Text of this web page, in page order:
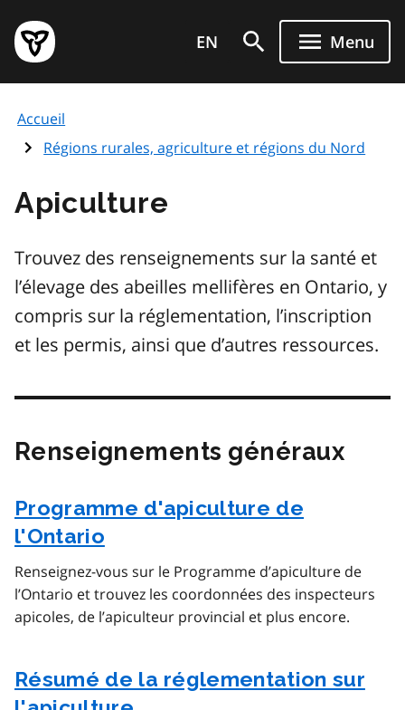
au
contenu
principal
Page
d'accueil
de
l'Ontario
EN Menu
Accueil
Régions rurales, agriculture et régions du Nord
Apiculture
Trouvez des renseignements sur la santé et
l’élevage des abeilles mellifères en Ontario, y
compris sur la réglementation, l’inscription
et les permis, ainsi que d’autres ressources.
Renseignements généraux
Programme d'apiculture de
l'Ontario
Renseignez-vous sur le Programme d’apiculture de
l’Ontario et trouvez les coordonnées des inspecteurs
apicoles, de l’apiculteur provincial et plus encore.
Résumé de la réglementation sur